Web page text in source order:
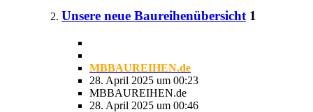
Unsere neue Baureihenübersicht 1
MBBAUREIHEN.de
28. April 2025 um 00:23
MBBAUREIHEN.de
28. April 2025 um 00:46